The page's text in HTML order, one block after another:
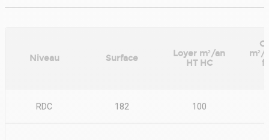
Niveau Surface
Loyer m²/an
HT HC
m²/
RDC 182 100